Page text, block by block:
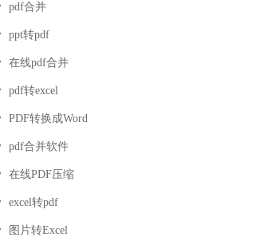
pdf合并
ppt转pdf
在线pdf合并
pdf转excel
PDF转换成Word
pdf合并软件
在线PDF压缩
excel转pdf
图片转Excel